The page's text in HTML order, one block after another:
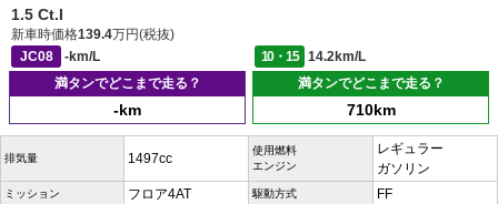
1.5 Ct.I
新車時価格139.4万円(税抜)
JC08
-km/L 10・15
14.2km/L
満タンでどこまで走る？
-km
満タンでどこまで走る？
710km
排気量 1497cc
使用燃料
エンジン
レギュラー
ガソリン
ミッション フロア4AT 駆動方式 FF